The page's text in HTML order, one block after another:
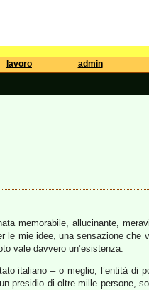
lavoro admin
memorabile, allucinante,
le mie idee, una sensazione
vale davvero un’esistenza.
italiano – o meglio, l’entità di
presidio di oltre mille persone,